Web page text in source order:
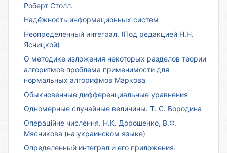
Роберт Столл.
Надёжность информационных систем
Неопределенный интеграл. (Под редакцией Н.Н.
Ясницкой)
О методике изложения некоторых разделов теории
алгоритмов проблема применимости для
нормальных алгорифмов Маркова
Обыкновенные дифференциальные уравнения
Одномерные случайные величины. Т. С. Бородина
Операційне числення. Н.К. Дорошенко, В.Ф.
Мясникова (на украинском языке)
Определенный интеграл и его приложения.